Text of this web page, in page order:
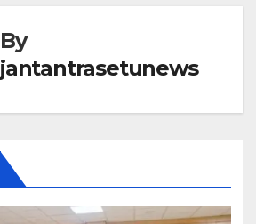
By
jantantrasetunews